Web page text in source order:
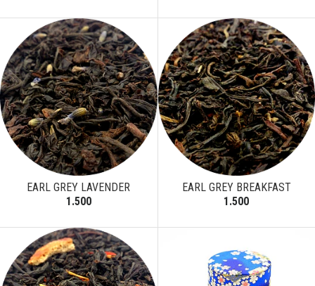
EARL GREY LAVENDER
1.500
EARL GREY BREAKFAST
1.500